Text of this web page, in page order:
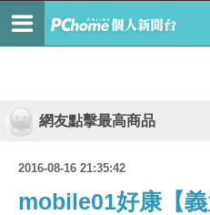
網友點擊最高商品
2016-08-16 21:35:42
mobile01好康【